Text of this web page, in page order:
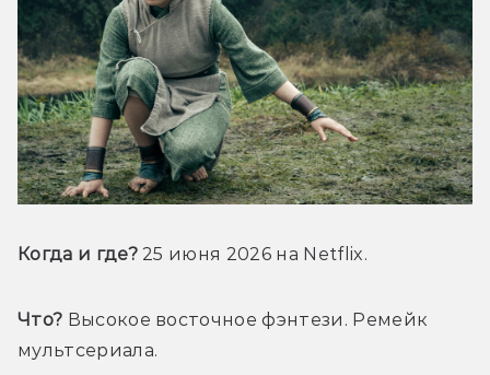
Когда и где? 25 июня 2026 на Netflix.
Что? Высокое восточное фэнтези. Ремейк
мультсериала.